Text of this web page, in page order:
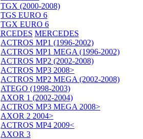
TGX (2000-2008)
TGS EURO 6
TGX EURO 6
MERCEDES
ACTROS MP1 (1996-2002)
ACTROS MP1 MEGA (1996-2002)
ACTROS MP2 (2002-2008)
ACTROS MP3 2008>
ACTROS MP2 MEGA (2002-2008)
ATEGO (1998-2003)
AXOR 1 (2002-2004)
ACTROS MP3 MEGA 2008>
AXOR 2 2004>
ACTROS MP4 2009<
AXOR 3